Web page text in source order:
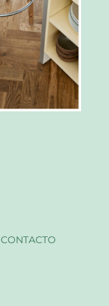
CONTACTO